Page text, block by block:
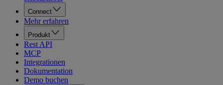
Connect
Mehr erfahren
Produkt
Rest API
MCP
Integrationen
Dokumentation
Demo buchen